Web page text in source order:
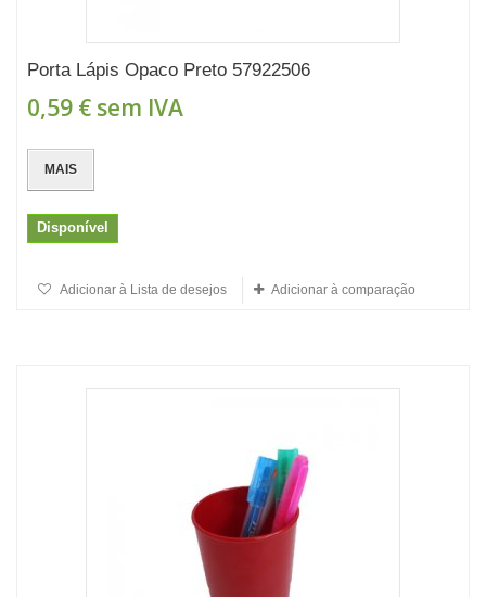
Porta Lápis Opaco Preto 57922506
0,59 € sem IVA
MAIS
Disponível
Adicionar à Lista de desejos Adicionar à comparação